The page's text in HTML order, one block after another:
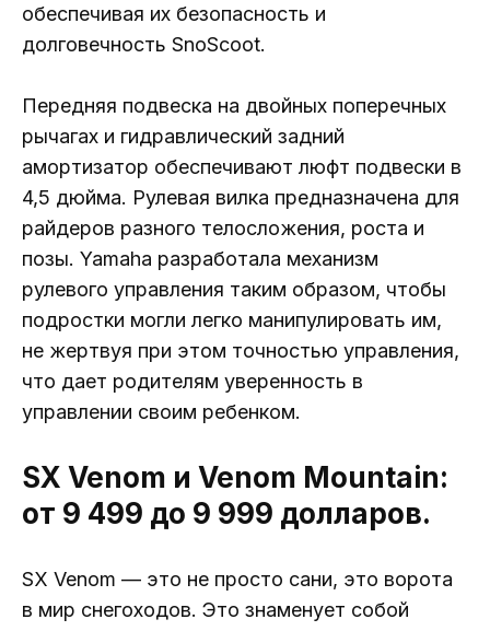
обеспечивая их безопасность и
долговечность SnoScoot.
Передняя подвеска на двойных поперечных
рычагах и гидравлический задний
амортизатор обеспечивают люфт подвески в
4,5 дюйма. Рулевая вилка предназначена для
райдеров разного телосложения, роста и
позы. Yamaha разработала механизм
рулевого управления таким образом, чтобы
подростки могли легко манипулировать им,
не жертвуя при этом точностью управления,
что дает родителям уверенность в
управлении своим ребенком.
SX Venom и Venom Mountain:
от 9 499 до 9 999 долларов.
SX Venom — это не просто сани, это ворота
в мир снегоходов. Это знаменует собой